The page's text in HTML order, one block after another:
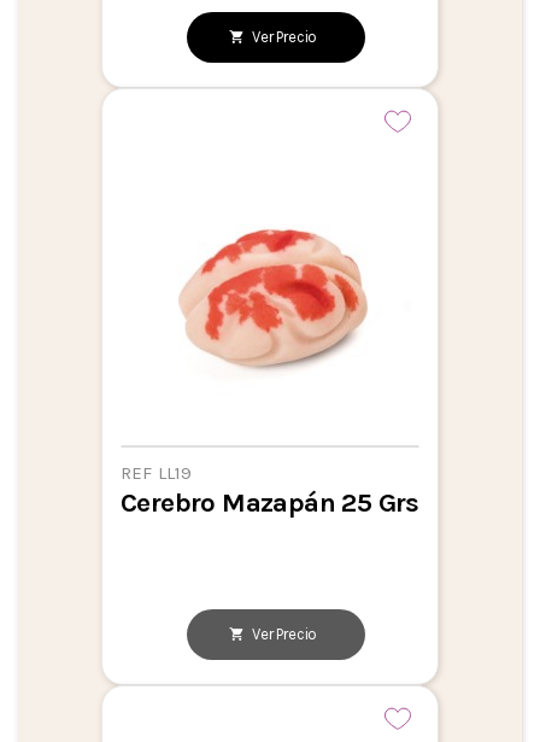
Ver Precio
REF LL19
Cerebro Mazapán 25 Grs
Ver Precio